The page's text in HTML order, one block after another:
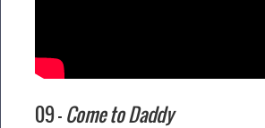
09 – Come to Daddy